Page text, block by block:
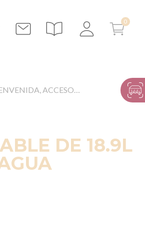
BIENVENIDA, ACCESORIOS PARA CONFERENCIAS
DE 18.9L